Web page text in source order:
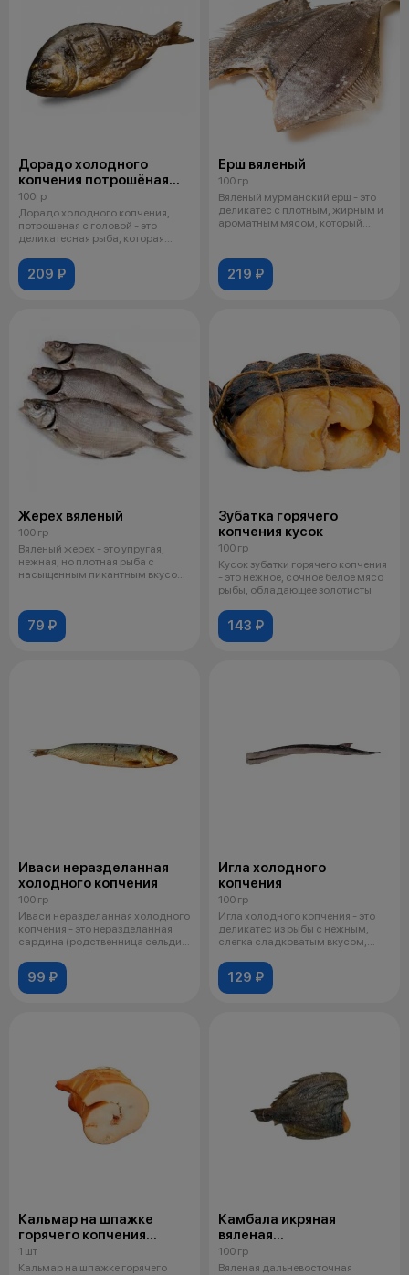
Дорадо холодного
копчения потрошёная
с головой
100гр
Дорадо холодного копчения,
потрошеная с головой - это
деликатесная рыба, которая
209 ₽
Ерш вяленый
100 гр
Вяленый мурманский ерш - это
деликатес с плотным, жирным и
ароматным мясом, который
219 ₽
Жерех вяленый
100 гр
Вяленый жерех - это упругая,
нежная, но плотная рыба с
насыщенным пикантным вкусом,
79 ₽
Зубатка горячего
копчения кусок
100 гр
Кусок зубатки горячего копчения
- это нежное, сочное белое мясо
рыбы, обладающее золотисты
143 ₽
Иваси неразделанная
холодного копчения
100 гр
Иваси неразделанная холодного
копчения - это неразделанная
сардина (родственница сельди)
99 ₽
Игла холодного
копчения
100 гр
Игла холодного копчения - это
деликатес из рыбы с нежным,
слегка сладковатым вкусом,
129 ₽
Кальмар на шпажке
горячего копчения
большие
1 шт
Кальмар на шпажке горячего
Камбала икряная
вяленая
Дальневосточная
100 гр
Вяленая дальневосточная